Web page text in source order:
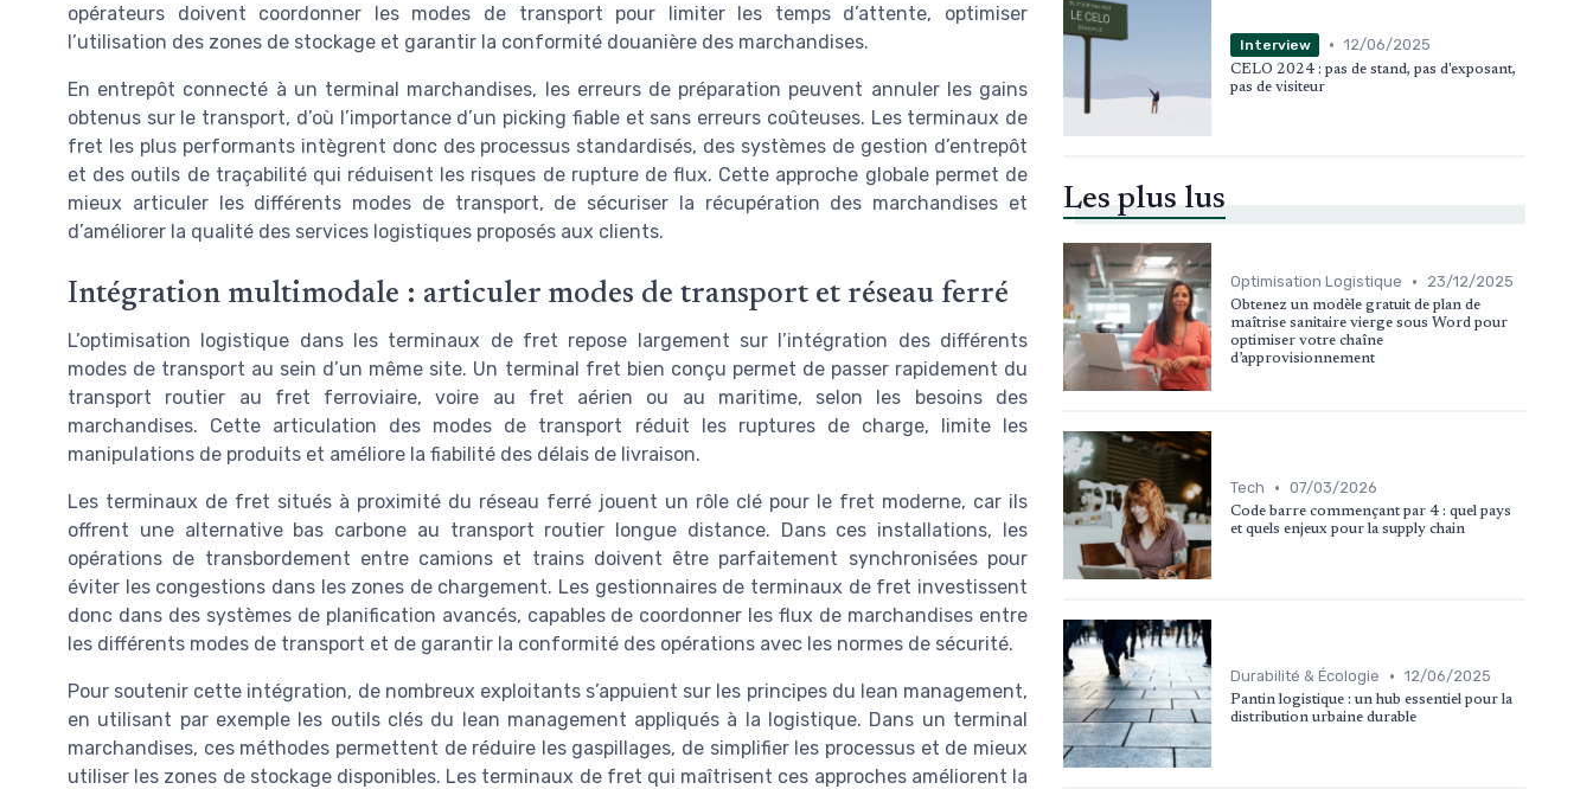
opérateurs doivent coordonner les modes de transport pour limiter les temps d’attente, optimiser
l’utilisation des zones de stockage et garantir la conformité douanière des marchandises.
En entrepôt connecté à un terminal marchandises, les erreurs de préparation peuvent annuler les gains
obtenus sur le transport, d’où l’importance d’un picking fiable et sans erreurs coûteuses. Les terminaux de
fret les plus performants intègrent donc des processus standardisés, des systèmes de gestion d’entrepôt
et des outils de traçabilité qui réduisent les risques de rupture de flux. Cette approche globale permet de
mieux articuler les différents modes de transport, de sécuriser la récupération des marchandises et
d’améliorer la qualité des services logistiques proposés aux clients.
Intégration multimodale : articuler modes de transport et réseau ferré
L’optimisation logistique dans les terminaux de fret repose largement sur l’intégration des différents
modes de transport au sein d’un même site. Un terminal fret bien conçu permet de passer rapidement du
transport routier au fret ferroviaire, voire au fret aérien ou au maritime, selon les besoins des
marchandises. Cette articulation des modes de transport réduit les ruptures de charge, limite les
manipulations de produits et améliore la fiabilité des délais de livraison.
Les terminaux de fret situés à proximité du réseau ferré jouent un rôle clé pour le fret moderne, car ils
offrent une alternative bas carbone au transport routier longue distance. Dans ces installations, les
opérations de transbordement entre camions et trains doivent être parfaitement synchronisées pour
éviter les congestions dans les zones de chargement. Les gestionnaires de terminaux de fret investissent
donc dans des systèmes de planification avancés, capables de coordonner les flux de marchandises entre
les différents modes de transport et de garantir la conformité des opérations avec les normes de sécurité.
Pour soutenir cette intégration, de nombreux exploitants s’appuient sur les principes du lean management,
en utilisant par exemple les outils clés du lean management appliqués à la logistique. Dans un terminal
marchandises, ces méthodes permettent de réduire les gaspillages, de simplifier les processus et de mieux
utiliser les zones de stockage disponibles. Les terminaux de fret qui maîtrisent ces approches améliorent la
Interview • 12/06/2025
CELO 2024 : pas de stand, pas d'exposant,
pas de visiteur
Les plus lus
Optimisation Logistique • 23/12/2025
Obtenez un modèle gratuit de plan de
maîtrise sanitaire vierge sous Word pour
optimiser votre chaîne
d’approvisionnement
Tech • 07/03/2026
Code barre commençant par 4 : quel pays
et quels enjeux pour la supply chain
Durabilité & Écologie • 12/06/2025
Pantin logistique : un hub essentiel pour la
distribution urbaine durable